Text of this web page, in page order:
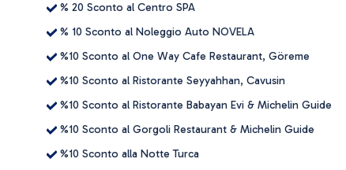
% 20 Sconto al Centro SPA
% 10 Sconto al Noleggio Auto NOVELA
%10 Sconto al One Way Cafe Restaurant, Göreme
%10 Sconto al Ristorante Seyyahhan, Cavusin
%10 Sconto al Ristorante Babayan Evi & Michelin Guide
%10 Sconto al Gorgoli Restaurant & Michelin Guide
%10 Sconto alla Notte Turca